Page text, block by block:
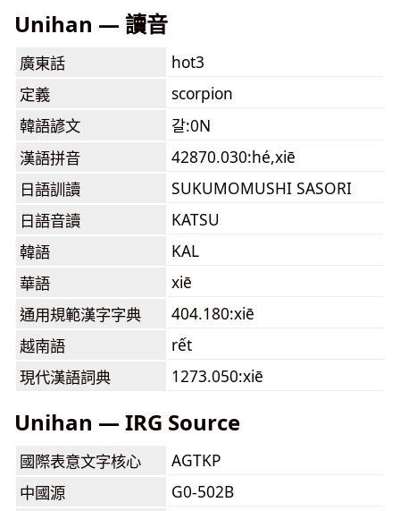
Unihan — 讀音
廣東話
hot3
定義
scorpion
韓語諺文
갈:0N
漢語拼音
42870.030:hé,xiē
日語訓讀
SUKUMOMUSHI SASORI
日語音讀
KATSU
韓語
KAL
華語
xiē
通用規範漢字字典
404.180:xiē
越南語
rết
現代漢語詞典
1273.050:xiē
Unihan — IRG Source
國際表意文字核心
AGTKP
中國源
G0-502B